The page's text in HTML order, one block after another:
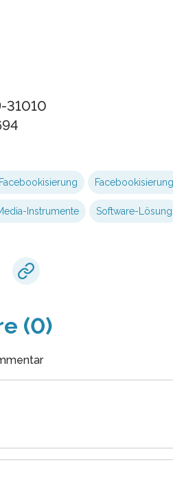
31010
Facebookisierung
Instrumente Software-Lösung
(0)